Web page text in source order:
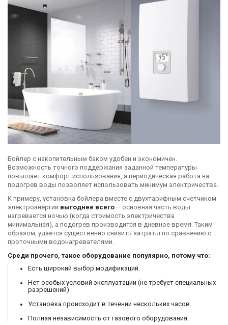
Бойлер с накопительным баком удобен и экономичен.
Возможность точного поддержания заданной температуры
повышает комфорт использования, а периодическая работа на
подогрев воды позволяет использовать минимум электричества.
К примеру, установка бойлера вместе с двухтарифным счетчиком
электроэнергии выгоднее всего – основная часть воды
нагревается ночью (когда стоимость электричества
минимальная), а подогрев производится в дневное время. Таким
образом, удается существенно снизить затраты по сравнению с
проточными водонагревателями.
Среди прочего, такое оборудование популярно, потому что:
Есть широкий выбор модификаций.
Нет особых условий эксплуатации (не требует специальных
разрешений).
Установка происходит в течении нескольких часов.
Полная независимость от газового оборудования.